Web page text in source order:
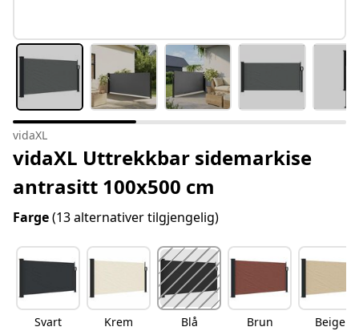
vidaXL
vidaXL Uttrekkbar sidemarkise
antrasitt 100x500 cm
Farge(13 alternativer tilgjengelig)
Svart Krem Blå Brun Beige